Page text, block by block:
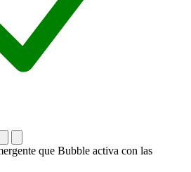
que Bubble activa con las